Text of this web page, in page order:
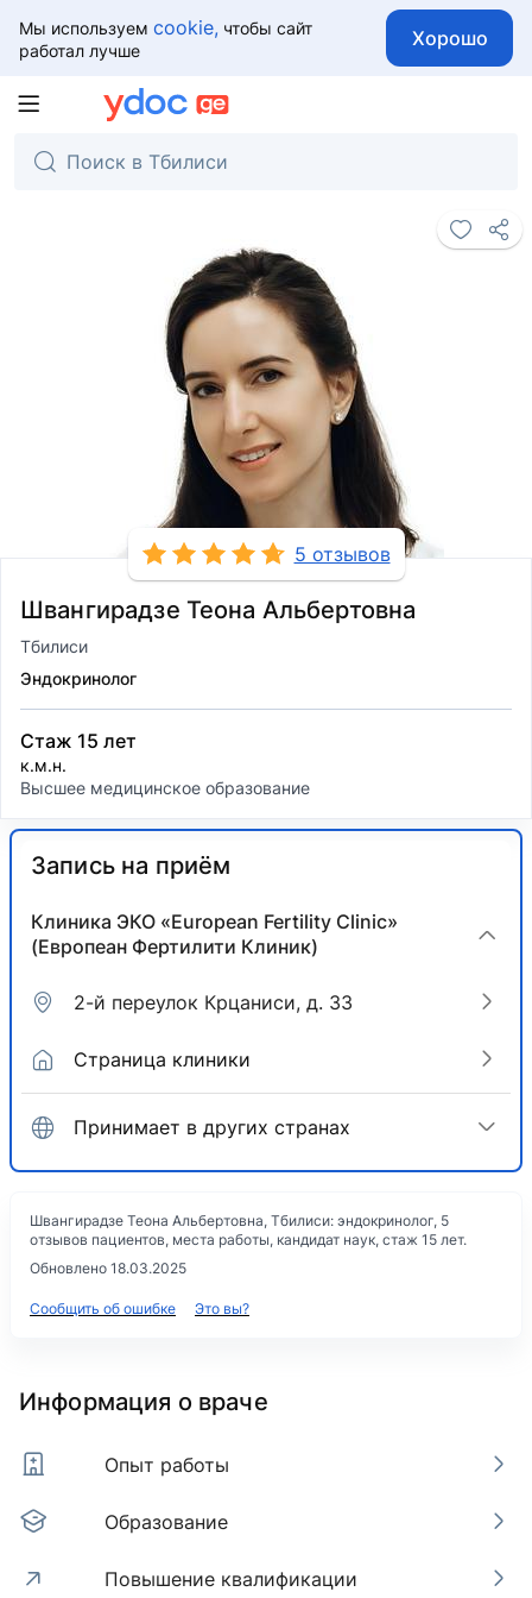
Мы используем cookie, чтобы сайт
работал лучше
Хорошо
5 отзывов
Швангирадзе Теона Альбертовна
Тбилиси
Эндокринолог
Стаж 15 лет
к.м.н.
Высшее медицинское образование
Запись на приём
Клиника ЭКО «European Fertility Clinic»
(Европеан Фертилити Клиник)
2-й переулок Крцаниси, д. 33
Страница клиники
Принимает в других странах
Швангирадзе Теона Альбертовна, Тбилиси: эндокринолог, 5
отзывов пациентов, места работы, кандидат наук, стаж 15 лет.
Обновлено 18.03.2025
Сообщить об ошибке Это вы?
Информация о враче
Опыт работы
Образование
Повышение квалификации